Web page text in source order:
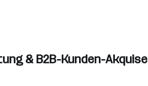
& B2B-Kunden-